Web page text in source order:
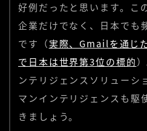
好例だったと思います。こ
企業だけでなく、日本でも
です（実際、Gmailを通じ
で日本は世界第3位の標的
ンテリジェンスソリューシ
マンインテリジェンスも駆
きましょう。